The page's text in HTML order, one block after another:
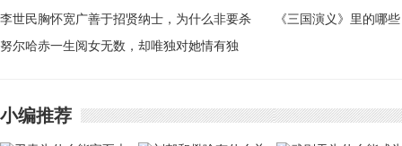
面！
李世民胸怀宽广善于招贤纳士，为什么非要杀
单雄信？
努尔哈赤一生阅女无数，却唯独对她情有独
《三国演义》里的哪些
小编推荐